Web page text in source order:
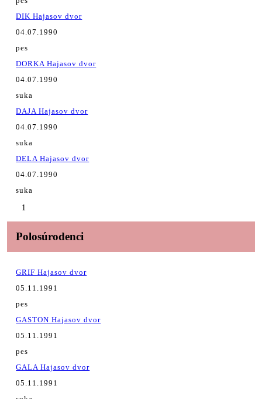
DIK Hajasov dvor
04.07.1990
pes
DORKA Hajasov dvor
04.07.1990
suka
DAJA Hajasov dvor
04.07.1990
suka
DELA Hajasov dvor
04.07.1990
suka
1
Polosúrodenci
GRIF Hajasov dvor
05.11.1991
pes
GASTON Hajasov dvor
05.11.1991
pes
GALA Hajasov dvor
05.11.1991